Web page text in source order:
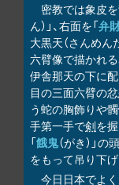
密教では象皮を
ん）」、右面を「弁
大黒天（さんめん
六臂像で描かれる
伊舎那天の下に
目の三面六臂の
う蛇の胸飾りや
手第一手で剣を
「餓鬼（がき）」
をもって吊り下
今日日本でよ